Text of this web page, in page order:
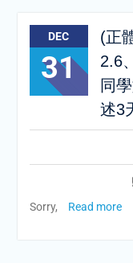
DEC
31
(正
2.6
同
述3
Sorry,
Read more